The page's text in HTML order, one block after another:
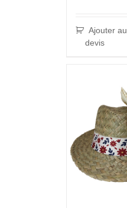
Ajouter au
devis